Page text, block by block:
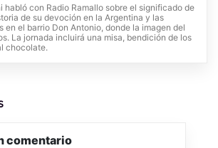
habló con Radio Ramallo sobre el significado de
de su devoción en la Argentina y las
en el barrio Don Antonio, donde la imagen del
La jornada incluirá una misa, bendición de los
chocolate.
comentario